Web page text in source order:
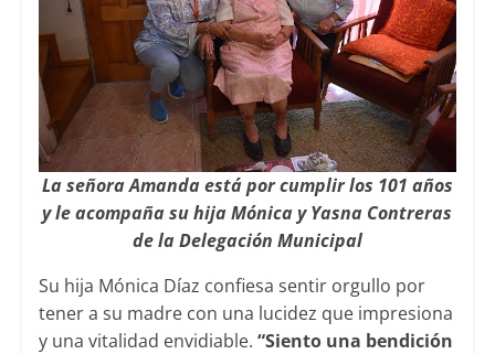
La señora Amanda está por cumplir los 101 años
y le acompaña su hija Mónica y Yasna Contreras
de la Delegación Municipal
Su hija Mónica Díaz confiesa sentir orgullo por
tener a su madre con una lucidez que impresiona
y una vitalidad envidiable. “Siento una bendición